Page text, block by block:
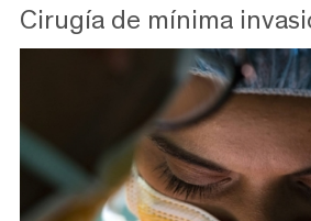
Cirugía de mínima